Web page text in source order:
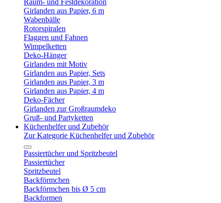
Raum- und Festdekoration
Girlanden aus Papier, 6 m
Wabenbälle
Rotorspiralen
Flaggen und Fahnen
Wimpelketten
Deko-Hänger
Girlanden mit Motiv
Girlanden aus Papier, Sets
Girlanden aus Papier, 3 m
Girlanden aus Papier, 4 m
Deko-Fächer
Girlanden zur Großraumdeko
Gruß- und Partyketten
Küchenhelfer und Zubehör
Zur Kategorie Küchenhelfer und Zubehör
Passiertücher und Spritzbeutel
Passiertücher
Spritzbeutel
Backförmchen
Backförmchen bis Ø 5 cm
Backformen